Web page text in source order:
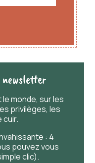
le monde, sur les
privilèges, les
cuir.
: 4
pouvez vous
clic).